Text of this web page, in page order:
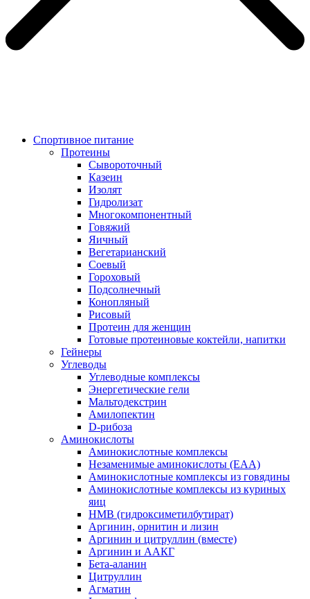
Спортивное питание
Протеины
Сывороточный
Казеин
Изолят
Гидролизат
Многокомпонентный
Говяжий
Яичный
Вегетарианский
Соевый
Гороховый
Подсолнечный
Конопляный
Рисовый
Протеин для женщин
Готовые протеиновые коктейли, напитки
Гейнеры
Углеводы
Углеводные комплексы
Энергетические гели
Мальтодекстрин
Амилопектин
D-рибоза
Аминокислоты
Аминокислотные комплексы
Незаменимые аминокислоты (EAA)
Аминокислотные комплексы из говядины
Аминокислотные комплексы из куриных
яиц
HMB (гидроксиметилбутират)
Аргинин, орнитин и лизин
Аргинин и цитруллин (вместе)
Аргинин и ААКГ
Бета-аланин
Цитруллин
Агматин